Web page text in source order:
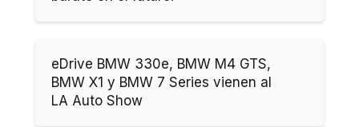
eDrive BMW 330e, BMW M4 GTS,
BMW X1 y BMW 7 Series vienen al
LA Auto Show